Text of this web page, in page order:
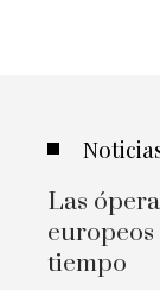
Las
tiempo